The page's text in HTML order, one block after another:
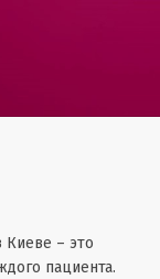
Киеве – это
пациента.